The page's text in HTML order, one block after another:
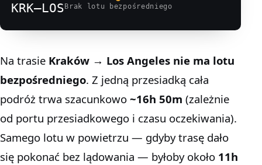
KRK–LOSBrak lotu bezpośredniego
Na trasie Kraków → Los Angeles nie ma lotu
bezpośredniego. Z jedną przesiadką cała
podróż trwa szacunkowo ~16h 50m (zależnie
od portu przesiadkowego i czasu oczekiwania).
Samego lotu w powietrzu — gdyby trasę dało
się pokonać bez lądowania — byłoby około 11h